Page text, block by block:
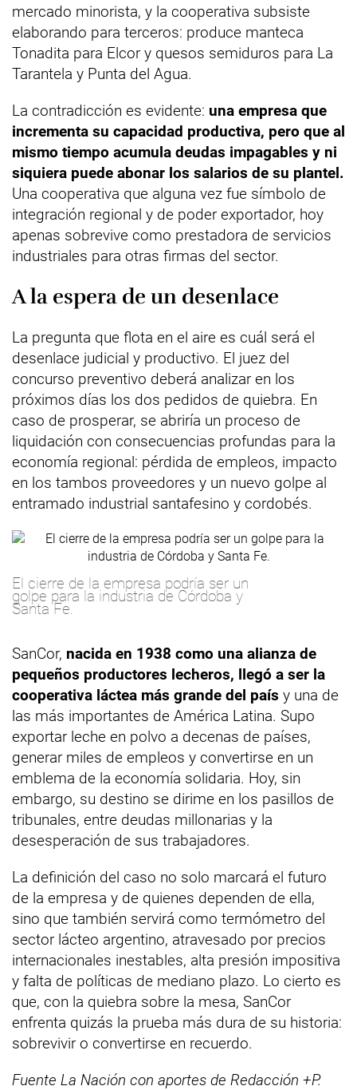
mercado minorista, y la cooperativa subsiste
elaborando para terceros: produce manteca
Tonadita para Elcor y quesos semiduros para La
Tarantela y Punta del Agua.
La contradicción es evidente: una empresa que
incrementa su capacidad productiva, pero que al
mismo tiempo acumula deudas impagables y ni
siquiera puede abonar los salarios de su plantel.
Una cooperativa que alguna vez fue símbolo de
integración regional y de poder exportador, hoy
apenas sobrevive como prestadora de servicios
industriales para otras firmas del sector.
A la espera de un desenlace
La pregunta que flota en el aire es cuál será el
desenlace judicial y productivo. El juez del
concurso preventivo deberá analizar en los
próximos días los dos pedidos de quiebra. En
caso de prosperar, se abriría un proceso de
liquidación con consecuencias profundas para la
economía regional: pérdida de empleos, impacto
en los tambos proveedores y un nuevo golpe al
entramado industrial santafesino y cordobés.
El cierre de la empresa podría ser un
golpe para la industria de Córdoba y
Santa Fe.
SanCor, nacida en 1938 como una alianza de
pequeños productores lecheros, llegó a ser la
cooperativa láctea más grande del país y una de
las más importantes de América Latina. Supo
exportar leche en polvo a decenas de países,
generar miles de empleos y convertirse en un
emblema de la economía solidaria. Hoy, sin
embargo, su destino se dirime en los pasillos de
tribunales, entre deudas millonarias y la
desesperación de sus trabajadores.
La definición del caso no solo marcará el futuro
de la empresa y de quienes dependen de ella,
sino que también servirá como termómetro del
sector lácteo argentino, atravesado por precios
internacionales inestables, alta presión impositiva
y falta de políticas de mediano plazo. Lo cierto es
que, con la quiebra sobre la mesa, SanCor
enfrenta quizás la prueba más dura de su historia:
sobrevivir o convertirse en recuerdo.
Fuente La Nación con aportes de Redacción +P.